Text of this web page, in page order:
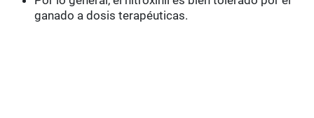
ganado a dosis terapéuticas.